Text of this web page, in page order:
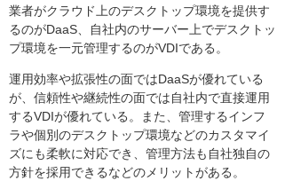
業者がクラウド上のデスクトップ環境を提供す
るのがDaaS、自社内のサーバー上でデスクトッ
プ環境を一元管理するのがVDIである。
運用効率や拡張性の面ではDaaSが優れている
が、信頼性や継続性の面では自社内で直接運用
するVDIが優れている。また、管理するインフ
ラや個別のデスクトップ環境などのカスタマイ
ズにも柔軟に対応でき、管理方法も自社独自の
方針を採用できるなどのメリットがある。